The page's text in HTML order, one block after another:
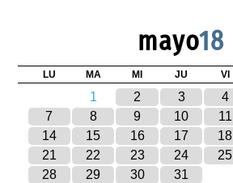
mayo18
LU MA MI JU VI
1 2 3 4
7
8 9 10 11
14
15 16 17 18
21
22 23 24 25
28
29 30 31